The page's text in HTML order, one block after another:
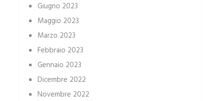
Giugno 2023
Maggio 2023
Marzo 2023
Febbraio 2023
Gennaio 2023
Dicembre 2022
Novembre 2022